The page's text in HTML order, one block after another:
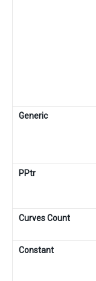
Generic
PPtr
Curves Count
Constant